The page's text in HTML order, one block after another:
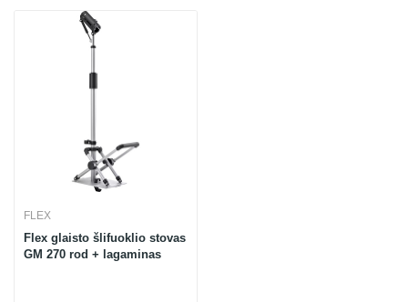
FLEX
Flex glaisto šlifuoklio stovas
GM 270 rod + lagaminas